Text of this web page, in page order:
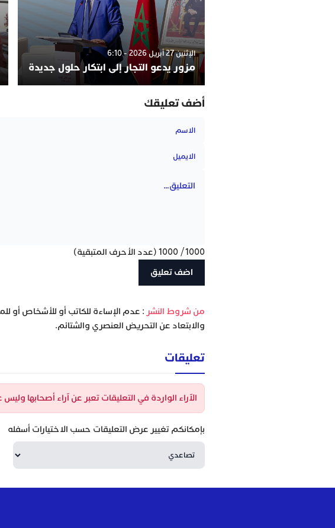
الإثنين 27 أبريل 2026 - 6:10
مزور يدعو التجار إلى ابتكار حلول جديدة
أضف تعليقك
1000
/
1000 (عدد الأحرف المتبقية)
‫من شروط النشر : عدم الإساءة للكاتب أو للأشخاص أو
والابتعاد عن التحريض العنصري والشتائم.
تعليقات
الآراء الواردة في التعليقات تعبر عن آراء أصحابها
بإمكانكم تغيير عرض التعليقات حسب الاختيارات أسفله